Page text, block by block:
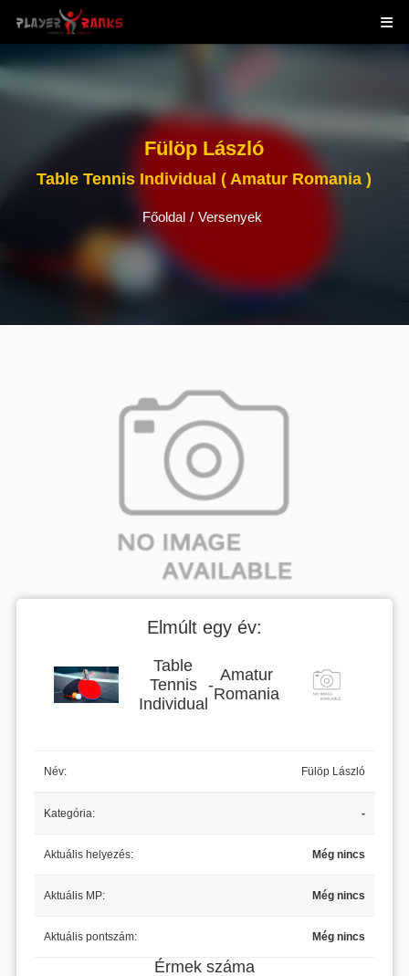
Fülöp László
Table Tennis Individual ( Amatur Romania )
Főoldal / Versenyek
Elmúlt egy év:
Table
Tennis
Individual
-
Amatur
Romania
Név: Fülöp László
Kategória: -
Aktuális helyezés: Még nincs
Aktuális MP: Még nincs
Aktuális pontszám: Még nincs
Érmek száma